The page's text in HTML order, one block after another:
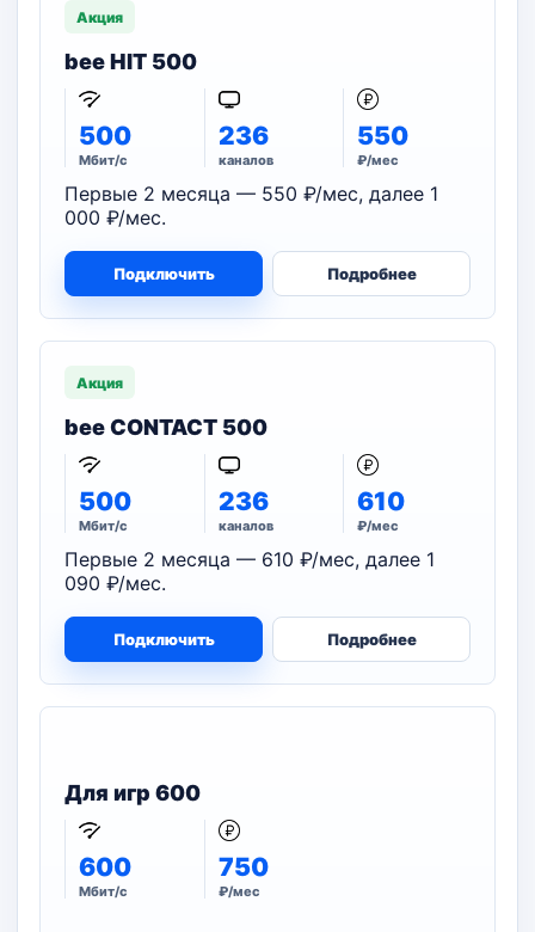
Акция
bee HIT 500
500
Мбит/с
236
каналов
550
₽/мес
Первые 2 месяца — 550 ₽/мес, далее 1
000 ₽/мес.
Подключить Подробнее
Акция
bee CONTACT 500
500
Мбит/с
236
каналов
610
₽/мес
Первые 2 месяца — 610 ₽/мес, далее 1
090 ₽/мес.
Подключить Подробнее
Для игр 600
600
Мбит/с
750
₽/мес